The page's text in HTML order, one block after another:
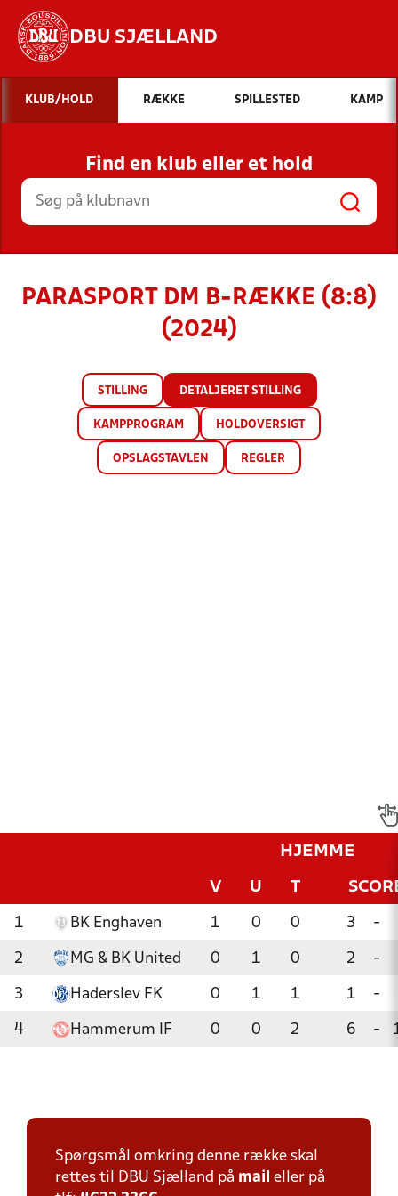
DBU SJÆLLAND
Hvad vil du søge efter?
INDHOLD OG NYHEDER
STILLINGER, RESULTATER, KLUBBER OG
HOLD
KLUB/HOLD RÆKKE SPILLESTED KAMP
Find en klub eller et hold
PARASPORT DM B-RÆKKE (8:8)
(2024)
STILLING DETALJERET STILLING
KAMPPROGRAM HOLDOVERSIGT
OPSLAGSTAVLEN REGLER
HJEMME
V U T
1 BK Enghaven 1 0 0 3 -
2 MG & BK United 0 1 0 2 -
3 Haderslev FK 0 1 1 1 -
4 Hammerum IF 0 0 2 6 -
Spørgsmål omkring denne række skal
rettes til DBU Sjælland på mail eller på